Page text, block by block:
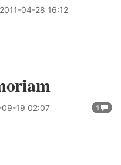
2011-04-28 16:12
1
09-19 02:07